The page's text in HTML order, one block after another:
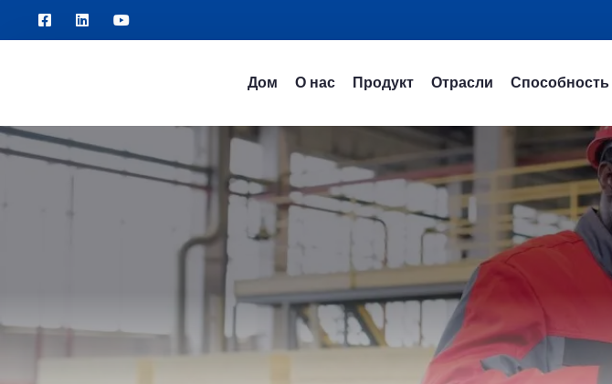
Дом О нас Продукт Отрасли Способность